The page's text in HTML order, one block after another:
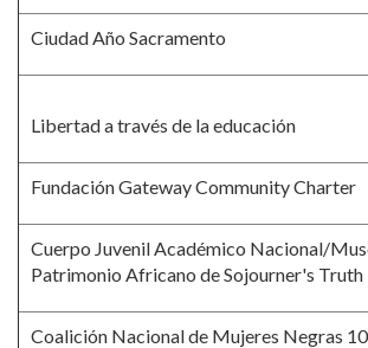
Ciudad Año Sacramento
Libertad a través de la educación
Fundación Gateway Community Charter
Cuerpo Juvenil Académico Nacional/
Patrimonio Africano de Sojourner's Truth
Coalición Nacional de Mujeres Negras